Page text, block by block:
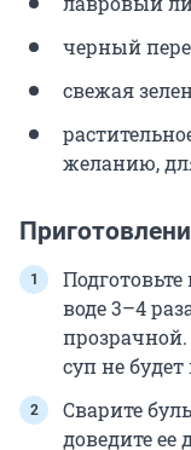
черный
свежая
желанию,
воде 3–4
суп не
Сварите
доведите ее